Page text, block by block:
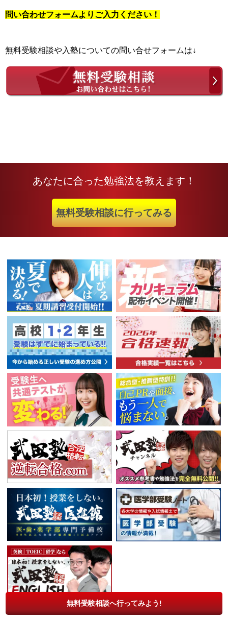
問い合わせフォームよりご入力ください！
無料受験相談や入塾についての問い合せフォームは↓
あなたに合った勉強法を教えます！
無料受験相談に行ってみる
無料受験相談へ行ってみよう!